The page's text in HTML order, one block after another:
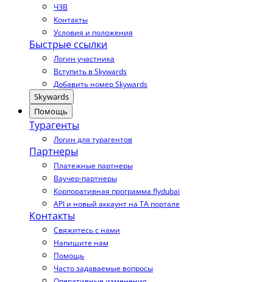
ЧЗВ
Контакты
Условия и положения
Быстрые ссылки
Логин участника
Вступить в Skywards
Добавить номер Skywards
Skywards
Помощь
Турагенты
Логин для турагентов
Партнеры
Платежные партнеры
Ваучер-партнеры
Корпоративная программа flydubai
API и новый аккаунт на TA портале
Контакты
Свяжитесь с нами
Напишите нам
Помощь
Часто задаваемые вопросы